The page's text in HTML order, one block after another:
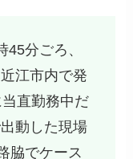
分ごろ、
江市内で発
直勤務中だ
動した現場
脇でケース